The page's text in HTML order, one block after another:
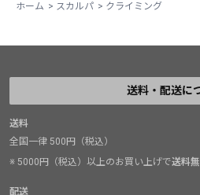
ホーム > スカルパ > クライミング
送料・配送に
送料
全国一律 500円（税込）
※ 5000円（税込）以上のお買い上げで送料
配送